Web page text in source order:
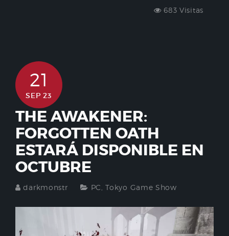
683 Visitas
21
SEP 23
THE AWAKENER:
FORGOTTEN OATH
ESTARÁ DISPONIBLE EN
OCTUBRE
darkmonstr PC ,Tokyo Game Show